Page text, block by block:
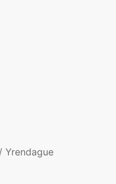
Yrendague